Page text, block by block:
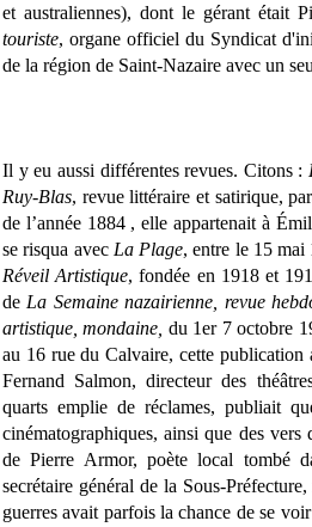
et australiennes), dont le gérant était
touriste, organe officiel du Syndicat
de la région de Saint-Nazaire avec un
Il y eu aussi différentes revues. Citons :
Ruy-Blas, revue littéraire et satirique,
de l’année 1884 , elle appartenait à
se risqua avec La Plage, entre le 15
Réveil Artistique, fondée en 1918 et
de La Semaine nazairienne, revue
artistique, mondaine, du 1er 7 octobre
au 16 rue du Calvaire, cette
Fernand Salmon, directeur des
quarts emplie de réclames, publiait
cinématographiques, ainsi que des
de Pierre Armor, poète local tombé
secrétaire général de la Sous-
guerres avait parfois la chance de se